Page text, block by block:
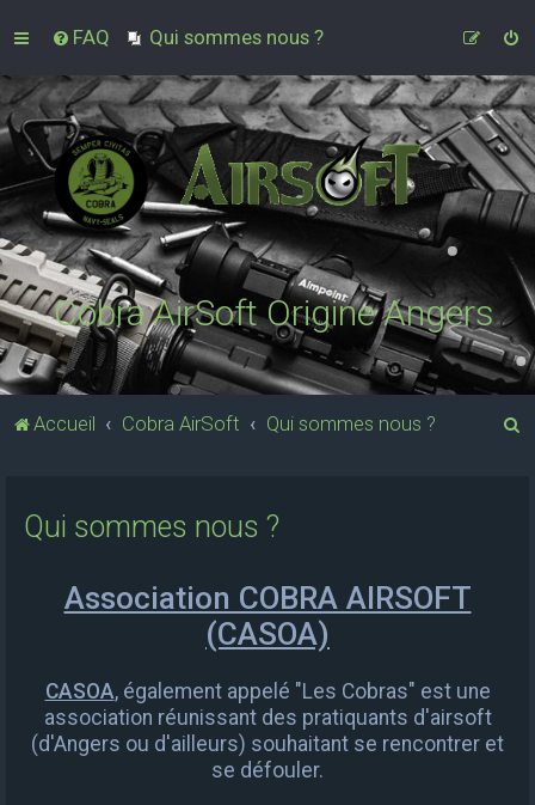
FAQ Qui sommes nous ?
Cobra AirSoft Origine Angers
Accueil Cobra AirSoft Qui sommes nous ?
Qui sommes nous ?
Association COBRA AIRSOFT
(CASOA)
CASOA, également appelé "Les Cobras" est une
association réunissant des pratiquants d'airsoft
(d'Angers ou d'ailleurs) souhaitant se rencontrer et
se défouler.